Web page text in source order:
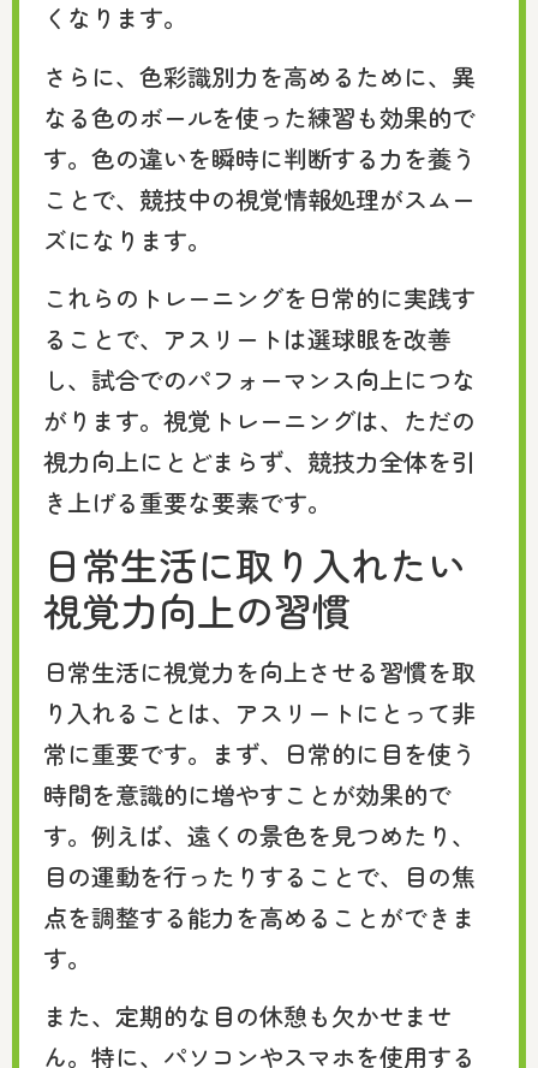
くなります。
さらに、色彩識別力を高めるために、異
なる色のボールを使った練習も効果的で
す。色の違いを瞬時に判断する力を養う
ことで、競技中の視覚情報処理がスムー
ズになります。
これらのトレーニングを日常的に実践す
ることで、アスリートは選球眼を改善
し、試合でのパフォーマンス向上につな
がります。視覚トレーニングは、ただの
視力向上にとどまらず、競技力全体を引
き上げる重要な要素です。
日常生活に取り入れたい
視覚力向上の習慣
日常生活に視覚力を向上させる習慣を取
り入れることは、アスリートにとって非
常に重要です。まず、日常的に目を使う
時間を意識的に増やすことが効果的で
す。例えば、遠くの景色を見つめたり、
目の運動を行ったりすることで、目の焦
点を調整する能力を高めることができま
す。
また、定期的な目の休憩も欠かせませ
ん。特に、パソコンやスマホを使用する